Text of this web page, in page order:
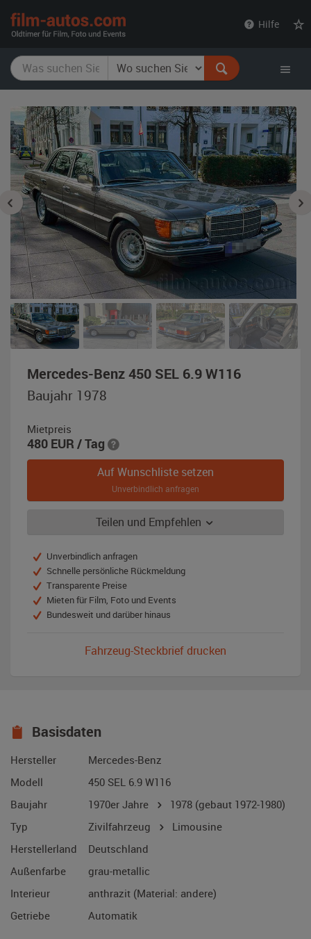
Hilfe
Mercedes-Benz 450 SEL 6.9 W116,
Baujahr 1978
Mietpreis
480 EUR / Tag
Auf Wunschliste setzen
Unverbindlich anfragen
Teilen und Empfehlen
Unverbindlich anfragen
Schnelle persönliche Rückmeldung
Transparente Preise
Mieten für Film, Foto und Events
Bundesweit und darüber hinaus
Fahrzeug-Steckbrief drucken
Basisdaten
Hersteller
Mercedes-Benz
Modell
450 SEL 6.9 W116
Baujahr
1970er Jahre 1978 (gebaut 1972-1980)
Typ
Zivilfahrzeug
Limousine
Herstellerland
Deutschland
Außenfarbe
grau-metallic
Interieur
anthrazit (Material: andere)
Getriebe
Automatik